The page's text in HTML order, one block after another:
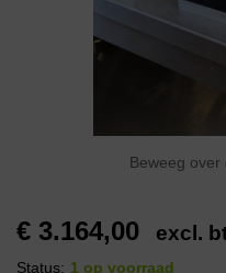
Beweeg
€ 3.164,00 excl.
Status: 1 op voorraad